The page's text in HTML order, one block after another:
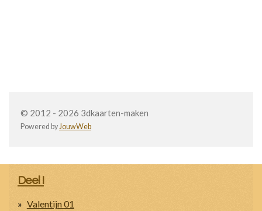
© 2012 - 2026 3dkaarten-maken
Powered byJouwWeb
Deel I
Valentijn 01